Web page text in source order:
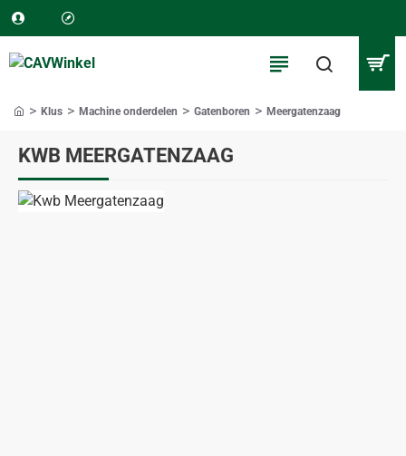
KWB MEERGATENZAAG
Klus Machine onderdelen Gatenboren Meergatenzaag